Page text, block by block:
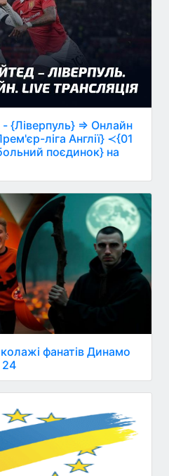
{Ліверпуль} ⇒ Онлайн
ліга Англії} ≺{01
поєдинок} на
фанатів Динамо
24